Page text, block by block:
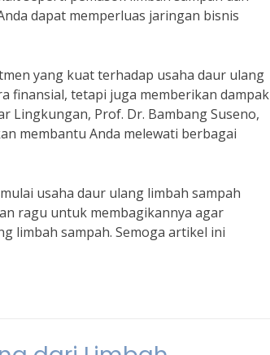
dapat memperluas jaringan bisnis
yang kuat terhadap usaha daur ulang
finansial, tetapi juga memberikan dampak
Lingkungan, Prof. Dr. Bambang Suseno,
membantu Anda melewati berbagai
usaha daur ulang limbah sampah
ragu untuk membagikannya agar
limbah sampah. Semoga artikel ini